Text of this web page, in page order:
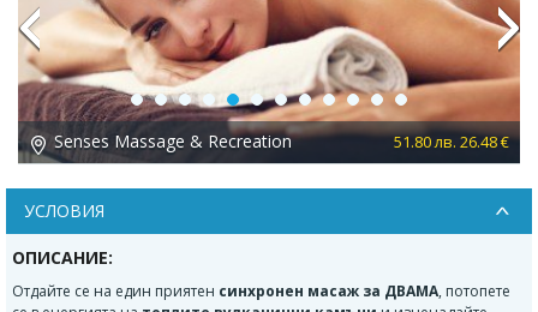
Senses Massage & Recreation 51.80 лв. 26.48 €
Previous Next
УСЛОВИЯ
ОПИСАНИЕ:
Отдайте се на един приятен синхронен масаж за ДВАМА, потопете